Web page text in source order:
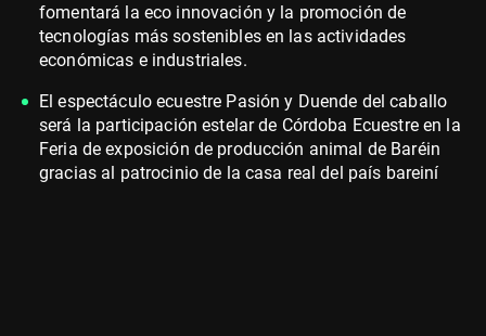
fomentará la eco innovación y la promoción de
tecnologías más sostenibles en las actividades
económicas e industriales.
El espectáculo ecuestre Pasión y Duende del caballo
será la participación estelar de Córdoba Ecuestre en la
Feria de exposición de producción animal de Baréin
gracias al patrocinio de la casa real del país bareiní